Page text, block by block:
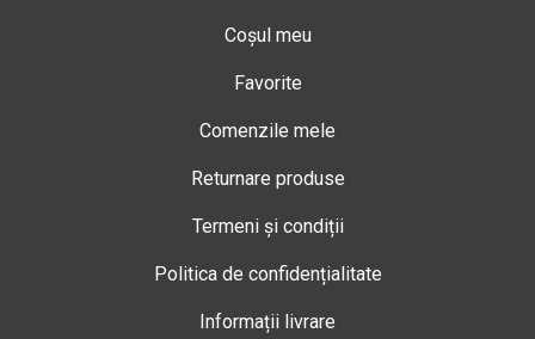
Coșul meu
Favorite
Comenzile mele
Returnare produse
Termeni și condiții
Politica de confidențialitate
Informații livrare